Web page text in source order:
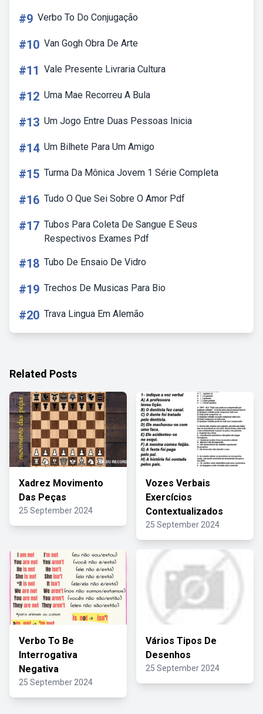
#9 Verbo To Do Conjugação
#10 Van Gogh Obra De Arte
#11 Vale Presente Livraria Cultura
#12 Uma Mae Recorreu A Bula
#13 Um Jogo Entre Duas Pessoas Inicia
#14 Um Bilhete Para Um Amigo
#15 Turma Da Mônica Jovem 1 Série Completa
#16 Tudo O Que Sei Sobre O Amor Pdf
#17 Tubos Para Coleta De Sangue E Seus
Respectivos Exames Pdf
#18 Tubo De Ensaio De Vidro
#19 Trechos De Musicas Para Bio
#20 Trava Lingua Em Alemão
Related Posts
Xadrez Movimento
Das Peças
25 September 2024
Vozes Verbais
Exercícios
Contextualizados
25 September 2024
Verbo To Be
Interrogativa
Negativa
25 September 2024
Vários Tipos De
Desenhos
25 September 2024